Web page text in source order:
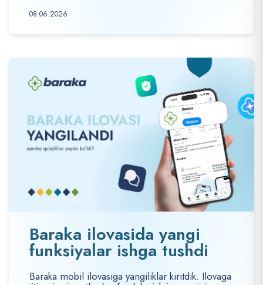
08.06.2026
Baraka ilovasida yangi
funksiyalar ishga tushdi
Baraka mobil ilovasiga yangiliklar kiritdik. Ilovaga